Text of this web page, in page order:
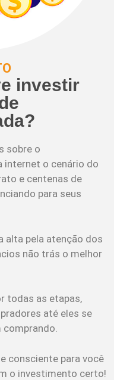
investir
sobre o
internet o cenário do
e centenas de
para seus
alta pela atenção dos
não trás o melhor
todas as etapas,
até eles se
consciente para você
o investimento certo!